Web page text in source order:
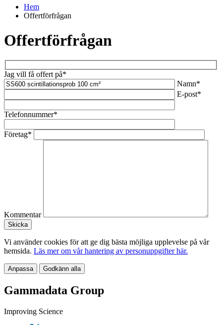
Hem
Offertförfrågan
Offertförfrågan
Jag vill få offert på*
Namn*
E-post*
Telefonnummer*
Företag*
Kommentar
Vi använder cookies för att ge dig bästa möjliga upplevelse på vår
hemsida. Läs mer om vår hantering av personuppgifter här.
Anpassa Godkänn alla
Gammadata Group
Improving Science